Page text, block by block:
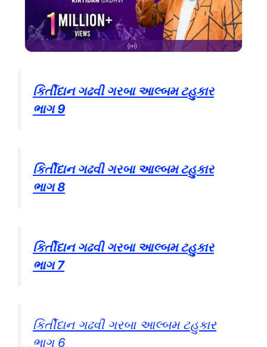
કિર્તીદાન ગઢવી ગરબા આલ્બમ ટહુકાર
ભાગ 9
કિર્તીદાન ગઢવી ગરબા આલ્બમ ટહુકાર
ભાગ 8
કિર્તીદાન ગઢવી ગરબા આલ્બમ ટહુકાર
ભાગ 7
કિર્તીદાન ગઢવી ગરબા આલ્બમ ટહુકાર
ભાગ 6